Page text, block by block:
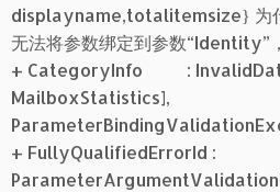
displayname,totalitemsize} 为
无法将参数绑定到参数“Identity”
+ CategoryInfo :
MailboxStatistics],
+ FullyQualifiedErrorId :